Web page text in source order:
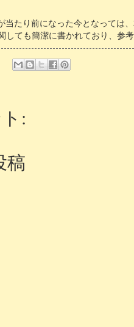
当たり前になった今となっては
しても簡潔に書かれており、参
:
稿